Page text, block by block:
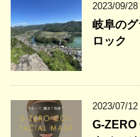
2023/09/28
岐阜の
ロック
2023/07/12
G-